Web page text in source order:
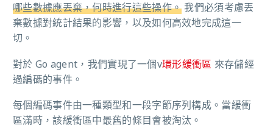
哪些數據應丟棄，何時進行這些操作。我們必須考慮丟
棄數據對統計結果的影響，以及如何高效地完成這一
切。
對於 Go agent，我們實現了一個v環形緩衝區 來存儲經
過編碼的事件。
每個編碼事件由一種類型和一段字節序列構成。當緩衝
區滿時，該緩衝區中最舊的條目會被淘汰。